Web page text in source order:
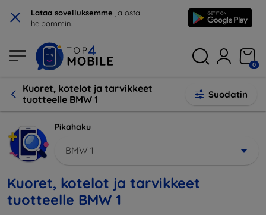
× Lataa sovelluksemme ja osta
helpommin.
0
Kuoret, kotelot ja tarvikkeet
tuotteelle BMW 1
Suodatin
Pikahaku
BMW 1
Kuoret, kotelot ja tarvikkeet
tuotteelle BMW 1